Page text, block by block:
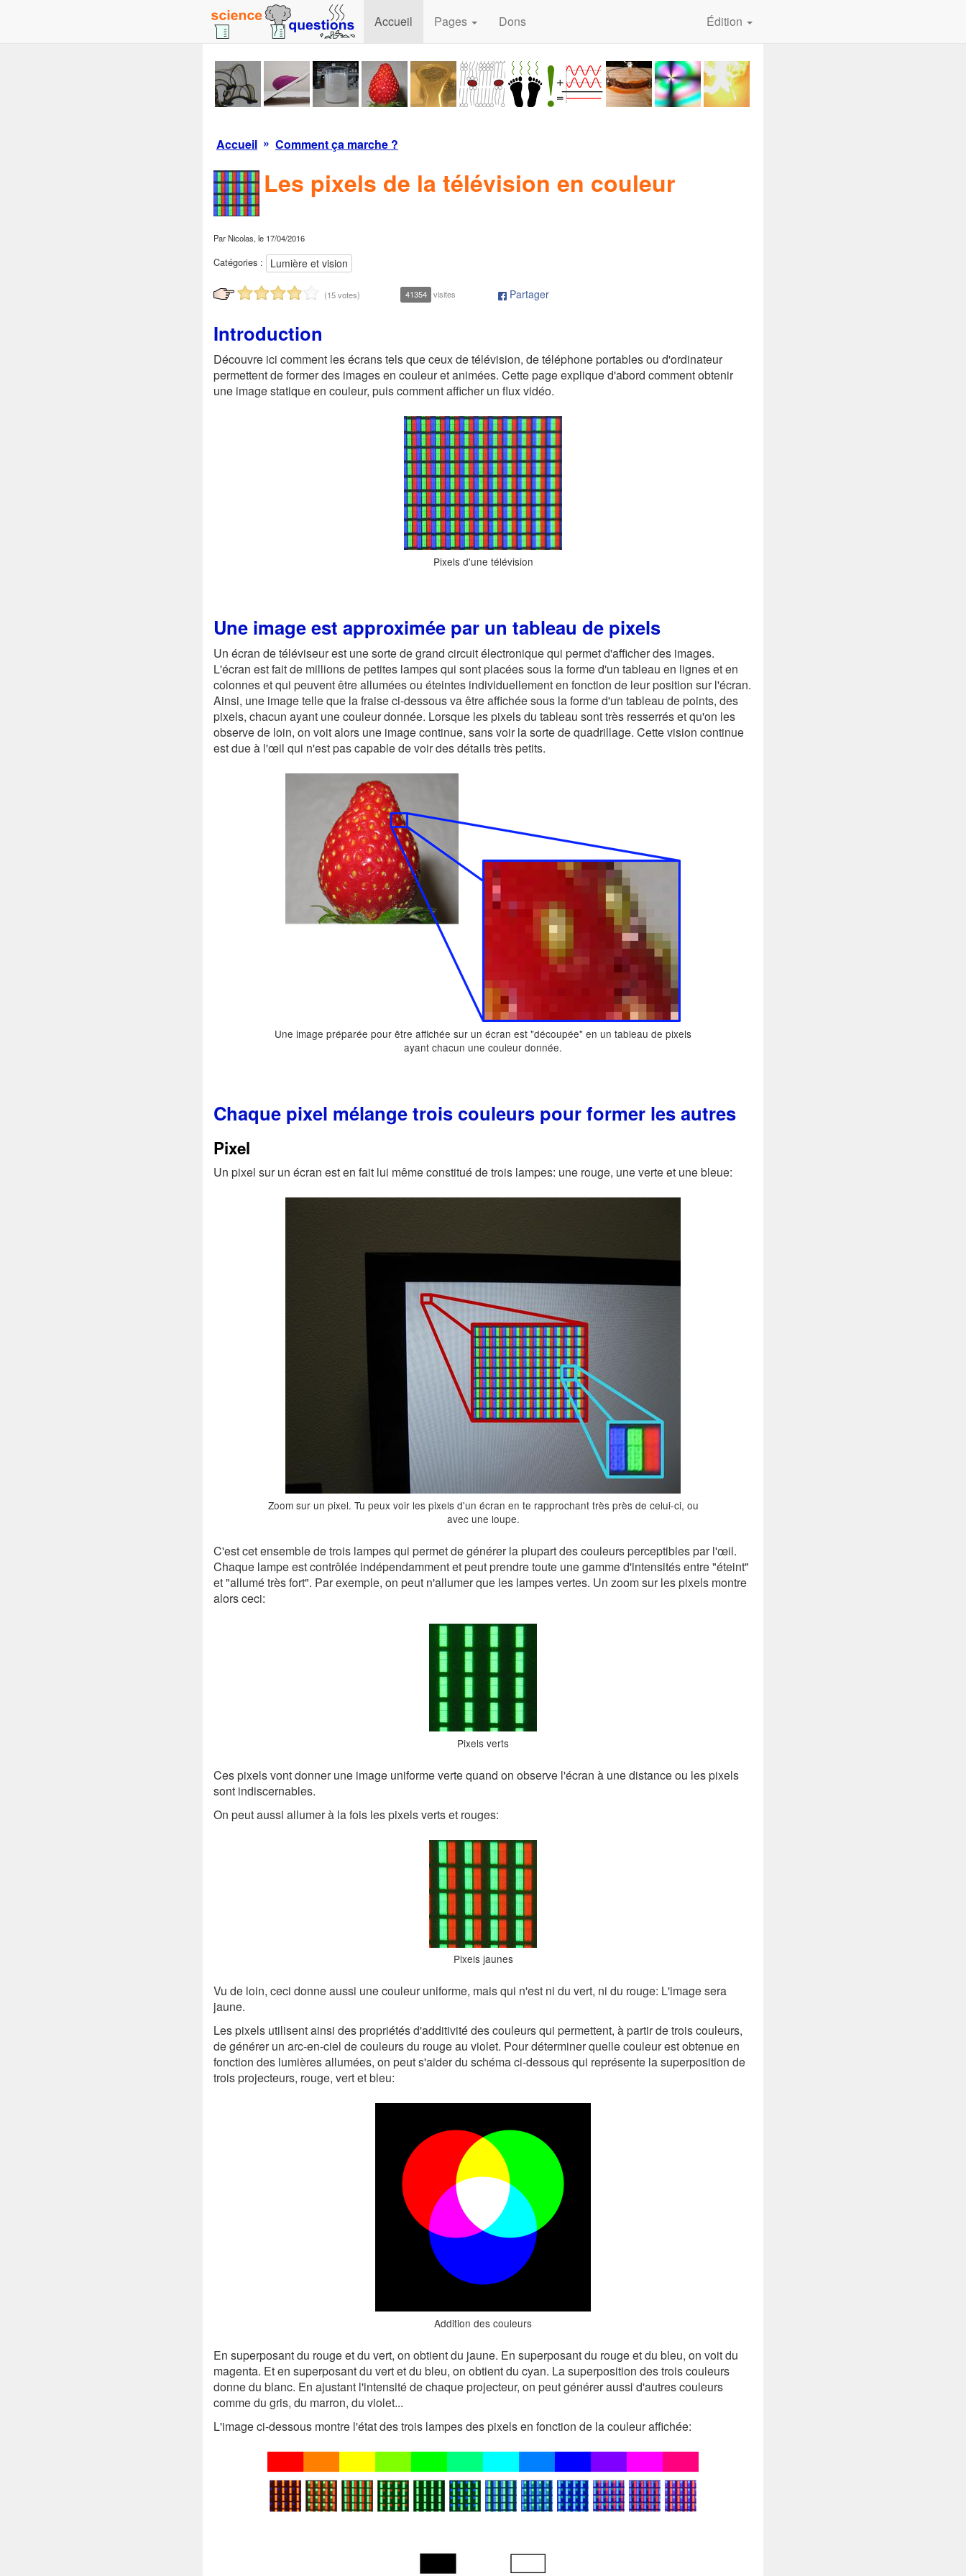
Accueil Pages Dons Édition
Accueil » Comment ça marche ?
Les pixels de la télévision en couleur
ParNicolas, le 17/04/2016
Catégories : Lumière et vision
(15 votes) 41354 visites Partager
Introduction
Découvre ici comment les écrans tels que ceux de télévision, de téléphone portables ou d'ordinateur
permettent de former des images en couleur et animées. Cette page explique d'abord comment obtenir
une image statique en couleur, puis comment afficher un flux vidéo.
Pixels d'une télévision
Une image est approximée par un tableau de pixels
Un écran de téléviseur est une sorte de grand circuit électronique qui permet d'afficher des images.
L'écran est fait de millions de petites lampes qui sont placées sous la forme d'un tableau en lignes et en
colonnes et qui peuvent être allumées ou éteintes individuellement en fonction de leur position sur l'écran.
Ainsi, une image telle que la fraise ci-dessous va être affichée sous la forme d'un tableau de points, des
pixels, chacun ayant une couleur donnée. Lorsque les pixels du tableau sont très resserrés et qu'on les
observe de loin, on voit alors une image continue, sans voir la sorte de quadrillage. Cette vision continue
est due à l'œil qui n'est pas capable de voir des détails très petits.
Une image préparée pour être affichée sur un écran est "découpée" en un tableau de pixels
ayant chacun une couleur donnée.
Chaque pixel mélange trois couleurs pour former les autres
Pixel
Un pixel sur un écran est en fait lui même constitué de trois lampes: une rouge, une verte et une bleue:
Zoom sur un pixel. Tu peux voir les pixels d'un écran en te rapprochant très près de celui-ci, ou
avec une loupe.
C'est cet ensemble de trois lampes qui permet de générer la plupart des couleurs perceptibles par l'œil.
Chaque lampe est contrôlée indépendamment et peut prendre toute une gamme d'intensités entre "éteint"
et "allumé très fort". Par exemple, on peut n'allumer que les lampes vertes. Un zoom sur les pixels montre
alors ceci:
Pixels verts
Ces pixels vont donner une image uniforme verte quand on observe l'écran à une distance ou les pixels
sont indiscernables.
On peut aussi allumer à la fois les pixels verts et rouges:
Pixels jaunes
Vu de loin, ceci donne aussi une couleur uniforme, mais qui n'est ni du vert, ni du rouge: L'image sera
jaune.
Les pixels utilisent ainsi des propriétés d'additivité des couleurs qui permettent, à partir de trois couleurs,
de générer un arc-en-ciel de couleurs du rouge au violet. Pour déterminer quelle couleur est obtenue en
fonction des lumières allumées, on peut s'aider du schéma ci-dessous qui représente la superposition de
trois projecteurs, rouge, vert et bleu:
Addition des couleurs
En superposant du rouge et du vert, on obtient du jaune. En superposant du rouge et du bleu, on voit du
magenta. Et en superposant du vert et du bleu, on obtient du cyan. La superposition des trois couleurs
donne du blanc. En ajustant l'intensité de chaque projecteur, on peut générer aussi d'autres couleurs
comme du gris, du marron, du violet...
L'image ci-dessous montre l'état des trois lampes des pixels en fonction de la couleur affichée: